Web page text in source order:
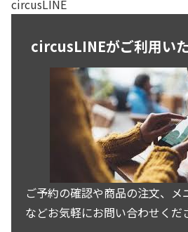
circusLINE
circusLINEがご利用いた
ご予約の確認や商品の注文、
などお気軽にお問い合わせくだ